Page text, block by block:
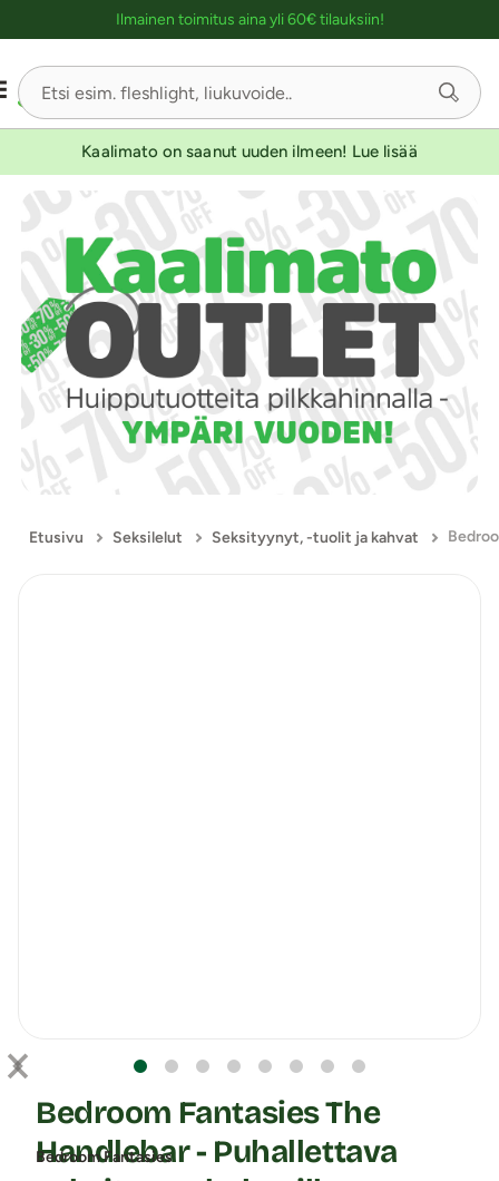
Ilmainen toimitus aina yli 60€ tilauksiin!
Kaalimato on saanut uuden ilmeen! Lue lisää
Etusivu Seksilelut Seksityynyt, -tuolit ja kahvat
Bedroom Fantasies
Bedroom Fantasies The
Handlebar - Puhallettava